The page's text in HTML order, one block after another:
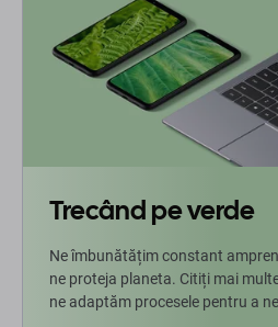
Trecând pe verde
Ne îmbunătățim constant
ne proteja planeta. Citiți mai
ne adaptăm procesele pentru a